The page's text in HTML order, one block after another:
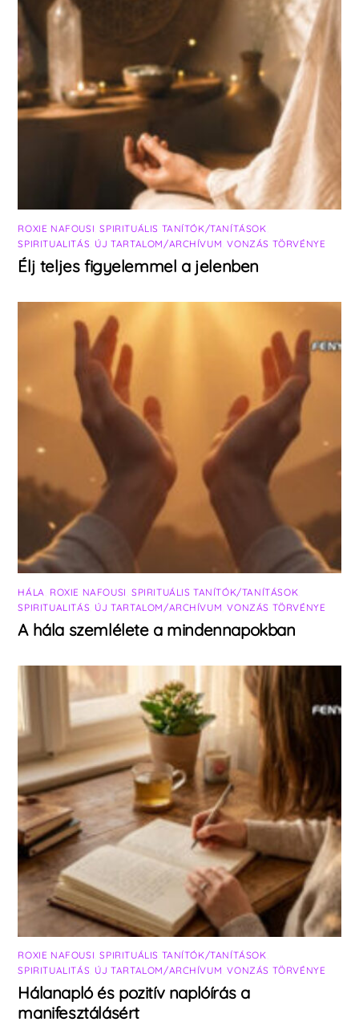
ROXIE NAFOUSI ,SPIRITUÁLIS TANÍTÓK/TANÍTÁSOK
SPIRITUALITÁS ÚJ TARTALOM/ARCHÍVUM ,VONZÁS TÖRVÉNYE
Élj teljes figyelemmel a jelenben
HÁLA ROXIE NAFOUSI SPIRITUÁLIS TANÍTÓK/TANÍTÁSOK
SPIRITUALITÁS ÚJ TARTALOM/ARCHÍVUM ,VONZÁS TÖRVÉNYE
A hála szemlélete a mindennapokban
ROXIE NAFOUSI ,SPIRITUÁLIS TANÍTÓK/TANÍTÁSOK
SPIRITUALITÁS ÚJ TARTALOM/ARCHÍVUM ,VONZÁS TÖRVÉNYE
Hálanapló és pozitív naplóírás a
manifesztálásért